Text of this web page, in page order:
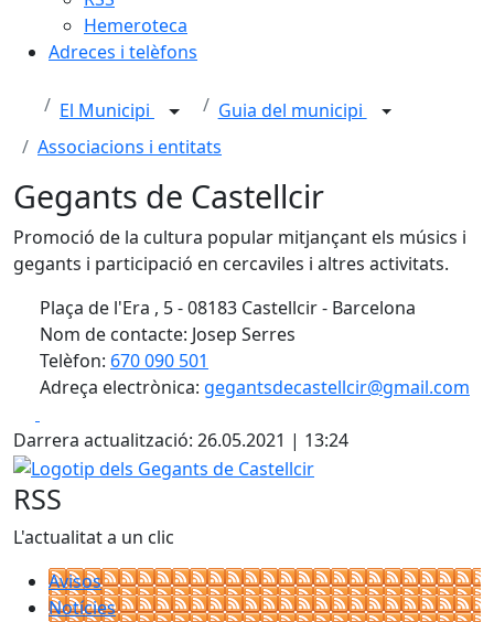
Hemeroteca
Adreces i telèfons
El Municipi
Guia del municipi
Associacions i entitats
Gegants de Castellcir
Promoció de la cultura popular mitjançant els músics i
gegants i participació en cercaviles i altres activitats.
Plaça de l'Era , 5 - 08183 Castellcir - Barcelona
Nom de contacte: Josep Serres
Telèfon: 670 090 501
Adreça electrònica: gegantsdecastellcir@gmail.com
Darrera actualització: 26.05.2021 | 13:24
Logotip dels Gegants de Castellcir
RSS
L'actualitat a un clic
Avisos
Notícies